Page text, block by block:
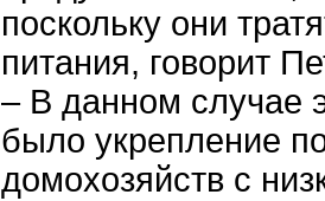
поскольку они
питания, говорит
– В данном случае
было укрепление
домохозяйств с